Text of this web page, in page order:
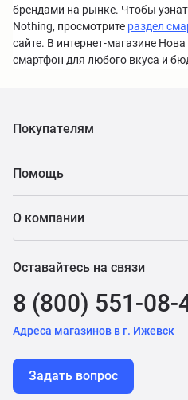
брендами на рынке. Чтобы
Nothing, просмотрите раздел
сайте. В интернет-магазине
смартфон для любого вкуса и
Покупателям
Помощь
О компании
Оставайтесь на связи
8 (800) 551-08-
Адреса магазинов в г. Ижевск
Задать вопрос